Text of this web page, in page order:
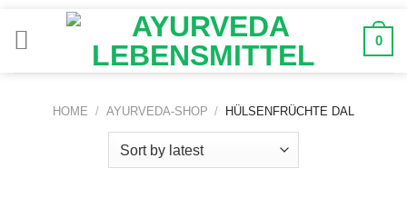
Inhalt
0
HOME / AYURVEDA-SHOP / HÜLSENFRÜCHTE DAL